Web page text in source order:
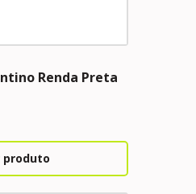
Renda Preta
produto